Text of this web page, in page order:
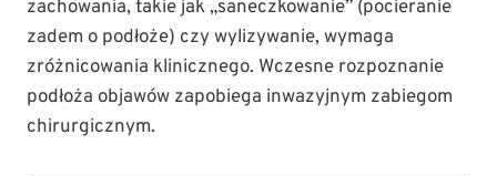
zachowania, takie jak „saneczkowanie” (pocieranie
zadem o podłoże) czy wylizywanie, wymaga
zróżnicowania klinicznego. Wczesne rozpoznanie
podłoża objawów zapobiega inwazyjnym zabiegom
chirurgicznym.